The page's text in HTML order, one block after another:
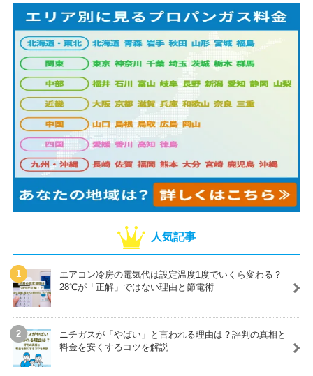
人気記事
エアコン冷房の電気代は設定温度1度でいくら変わる？
28℃が「正解」ではない理由と節電術
ニチガスが「やばい」と言われる理由は？評判の真相と
料金を安くするコツを解説